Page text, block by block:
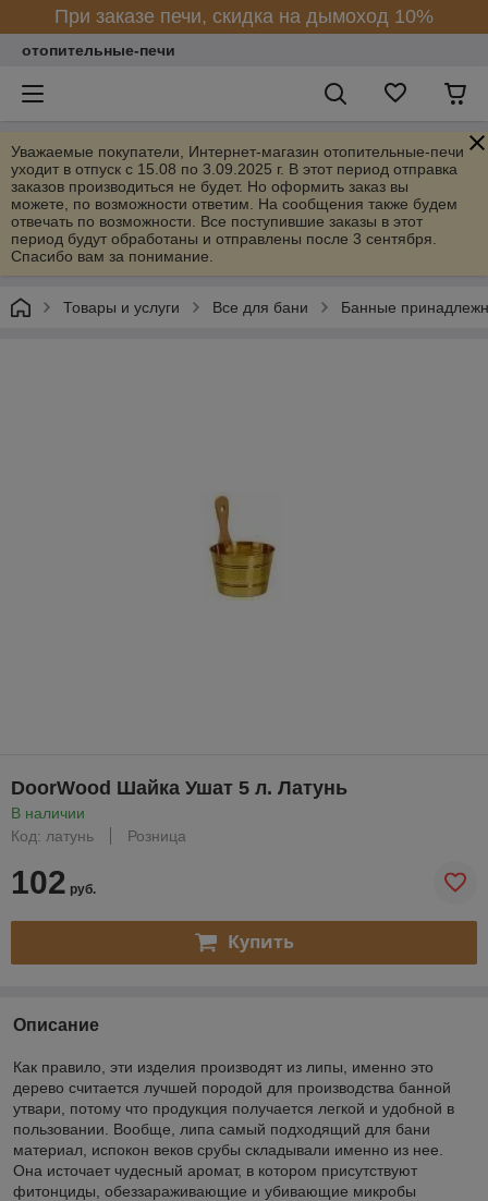
При заказе печи, скидка на дымоход 10%
отопительные-печи
Уважаемые покупатели, Интернет-магазин отопительные-печи
уходит в отпуск с 15.08 по 3.09.2025 г. В этот период отправка
заказов производиться не будет. Но оформить заказ вы
можете, по возможности ответим. На сообщения также будем
отвечать по возможности. Все поступившие заказы в этот
период будут обработаны и отправлены после 3 сентября.
Спасибо вам за понимание.
Товары и услуги Все для бани Банные
DoorWood Шайка Ушат 5 л. Латунь
В наличии
Код: латунь
Розница
102 руб.
Купить
Описание
Как правило, эти изделия производят из липы, именно это
дерево считается лучшей породой для производства банной
утвари, потому что продукция получается легкой и удобной в
пользовании. Вообще, липа самый подходящий для бани
материал, испокон веков срубы складывали именно из нее.
Она источает чудесный аромат, в котором присутствуют
фитонциды, обеззараживающие и убивающие микробы